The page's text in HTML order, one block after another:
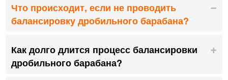
Что происходит, если не проводить
балансировку дробильного барабана?
Как долго длится процесс балансировки
дробильного барабана?